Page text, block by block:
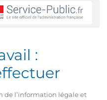
:
de l’information légale et